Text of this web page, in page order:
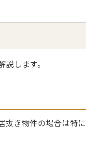
します。
抜き物件の場合は特に